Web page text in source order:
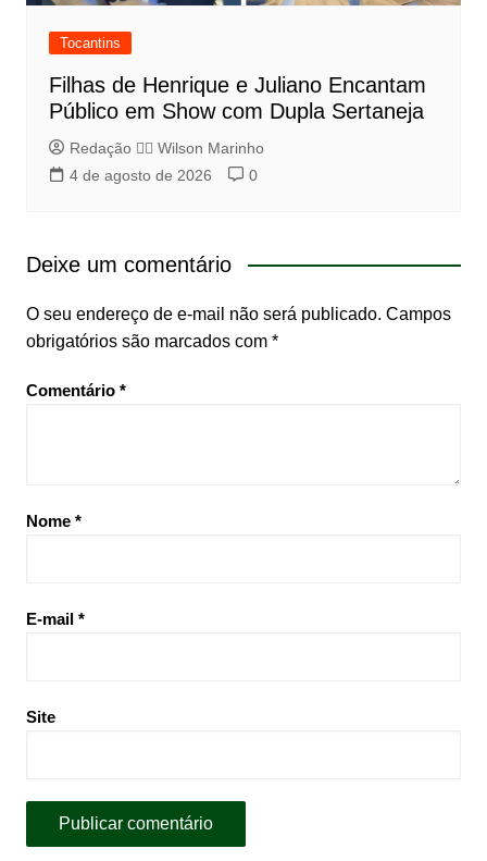
Tocantins
Filhas de Henrique e Juliano Encantam
Público em Show com Dupla Sertaneja
Redação 👨‍⚖️​ Wilson Marinho
4 de agosto de 2026
0
Deixe um comentário
O seu endereço de e-mail não será publicado. Campos
obrigatórios são marcados com *
Comentário *
Nome *
E-mail *
Site